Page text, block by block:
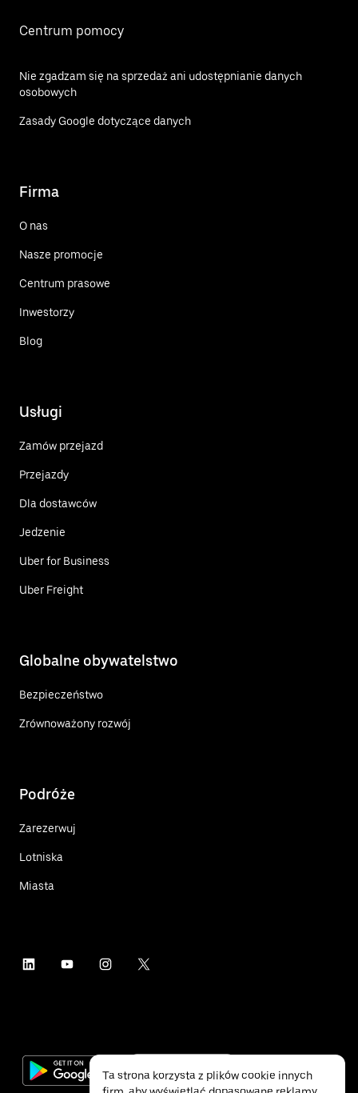
Centrum pomocy
Nie zgadzam się na sprzedaż ani udostępnianie danych
osobowych
Zasady Google dotyczące danych
Firma
O nas
Nasze promocje
Centrum prasowe
Inwestorzy
Blog
Usługi
Zamów przejazd
Przejazdy
Dla dostawców
Jedzenie
Uber for Business
Uber Freight
Globalne obywatelstwo
Bezpieczeństwo
Zrównoważony rozwój
Podróże
Zarezerwuj
Lotniska
Miasta
Ta strona korzysta z plików cookie innych